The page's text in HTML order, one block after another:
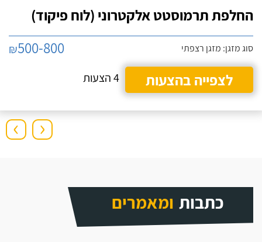
החלפת תרמוסטט אלקטרוני (לוח פיקוד)
סוג מזגן: מזגן רצפתי ₪500-800
לצפייה בהצעות
4 הצעות
› ‹
כתבות ומאמרים